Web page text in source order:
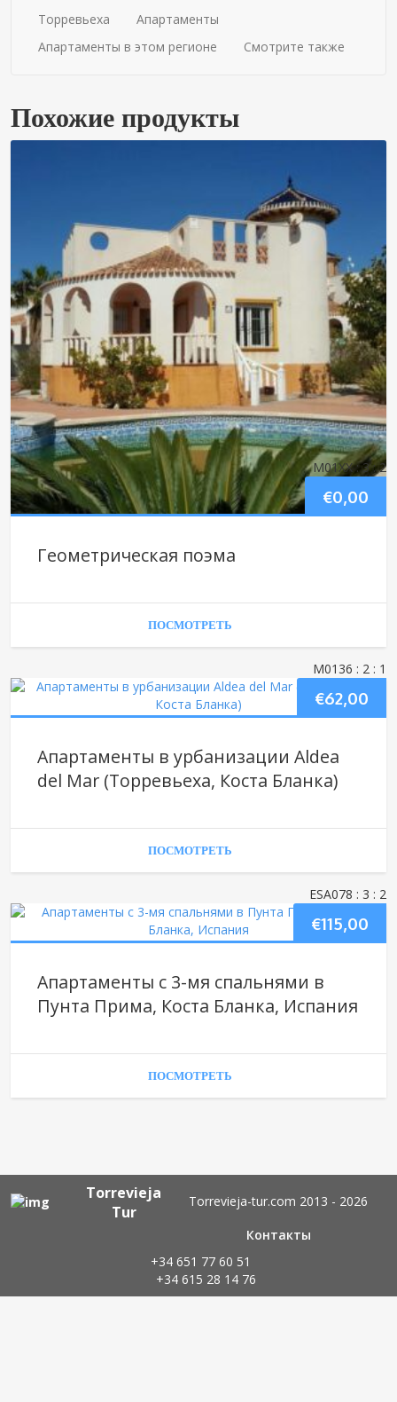
Торревьеха
Апартаменты
Апартаменты в этом регионе
Смотрите также
Похожие продукты
М01ХХ : 3 : 2
€0,00
Геометрическая поэма
ПОСМОТРЕТЬ
М0136 : 2 : 1
€62,00
Апартаменты в урбанизации Aldea
del Mar (Торревьеха, Коста Бланка)
ПОСМОТРЕТЬ
ESA078 : 3 : 2
€115,00
Апартаменты с 3-мя спальнями в
Пунта Прима, Коста Бланка, Испания
ПОСМОТРЕТЬ
Torrevieja
Tur
Torrevieja-tur.com 2013 - 2026
Контакты
+34 651 77 60 51
+34 615 28 14 76